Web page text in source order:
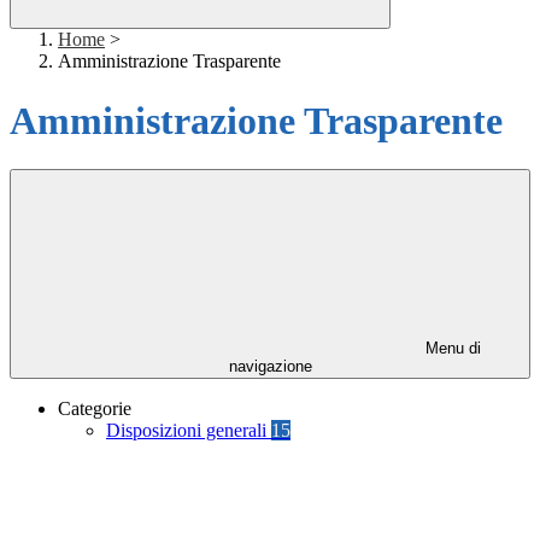
Home >
Amministrazione Trasparente
Amministrazione Trasparente
Menu di
navigazione
Categorie
Disposizioni generali 15